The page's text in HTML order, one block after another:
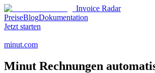
Invoice Radar
PreiseBlogDokumentation
Jetzt starten
minut.com
Minut Rechnungen